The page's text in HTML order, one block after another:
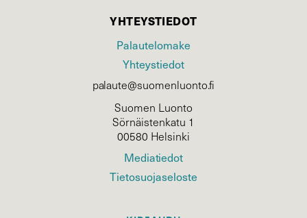
YHTEYSTIEDOT
Palautelomake
Yhteystiedot
palaute@suomenluonto.fi
Suomen Luonto
Sörnäistenkatu 1
00580 Helsinki
Mediatiedot
Tietosuojaseloste